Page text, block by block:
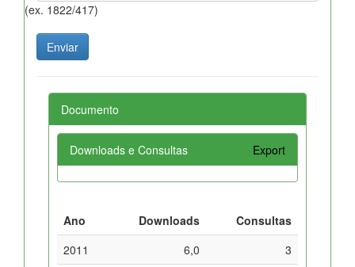
(ex. 1822/417)
Documento
Downloads e Consultas Export
Ano Downloads
Consultas
2011
6,0
3